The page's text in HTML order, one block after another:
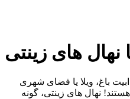
نهال های زینتی
باغ، ویلا یا فضای شهری
نهال های زینتی، گونه